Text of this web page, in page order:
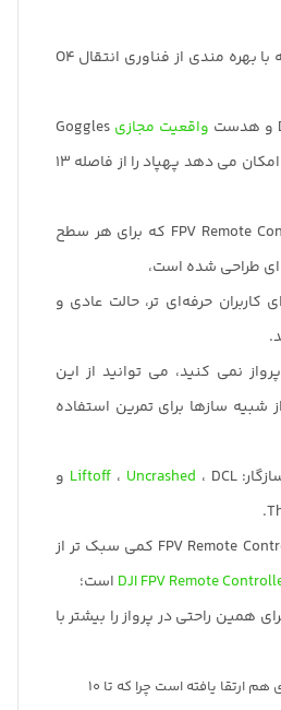
که با بهره مندی از فناوری انتقال O4
واقعیت مجازی Goggles
3 سازگار است و به شما امکان می دهد پهپاد را از فاصله 13
ای طراحی شده است،
کاربران حرفه‌ای تر، حالت عادی و
هنگامی که باAvata 2 پرواز نمی کنید، می توانید از این
شبیه سازها برای تمرین استفاده
Liftoff، Uncrashed
، DCL و
کنترل از راه دور FPV Remote Controller 3 کمی سبک تر از
است؛
برای همین راحتی در پرواز را بیشتر با
همچنین از نظر تغذیه باتری هم ارتقا یافته است چرا که تا 10